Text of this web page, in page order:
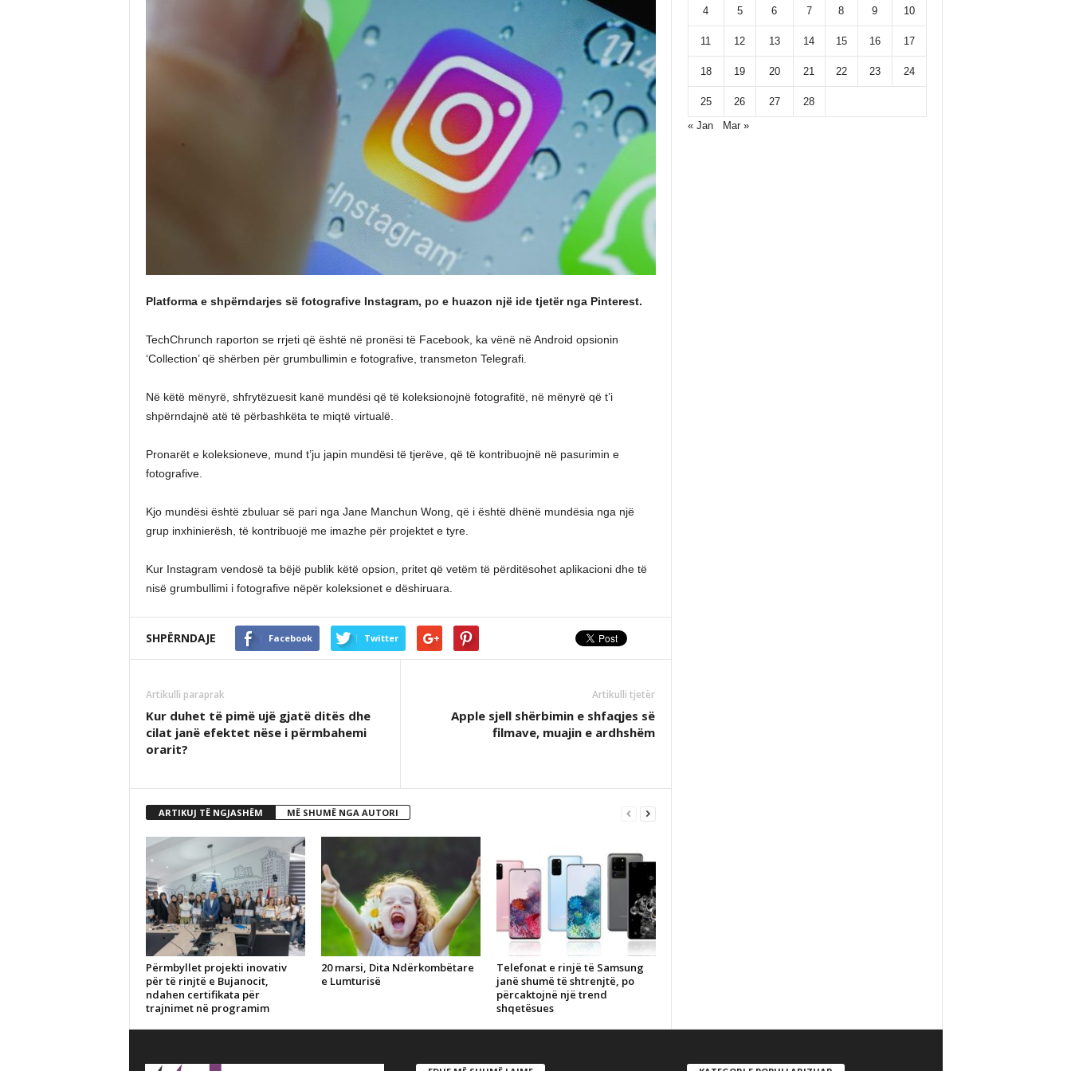
Platforma e shpërndarjes së fotografive Instagram, po e huazon një ide tjetër nga Pinterest.
TechChrunch raporton se rrjeti që është në pronësi të Facebook, ka vënë në Android opsionin
‘Collection’ që shërben për grumbullimin e fotografive, transmeton Telegrafi.
Në këtë mënyrë, shfrytëzuesit kanë mundësi që të koleksionojnë fotografitë, në mënyrë që t’i
shpërndajnë atë të përbashkëta te miqtë virtualë.
Pronarët e koleksioneve, mund t’ju japin mundësi të tjerëve, që të kontribuojnë në pasurimin e
fotografive.
Kjo mundësi është zbuluar së pari nga Jane Manchun Wong, që i është dhënë mundësia nga një
grup inxhinierësh, të kontribuojë me imazhe për projektet e tyre.
Kur Instagram vendosë ta bëjë publik këtë opsion, pritet që vetëm të përditësohet aplikacioni dhe të
nisë grumbullimi i fotografive nëpër koleksionet e dëshiruara.
SHPËRNDAJE Facebook Twitter
Artikulli paraprak
Kur duhet të pimë ujë gjatë ditës dhe
cilat janë efektet nëse i përmbahemi
orarit?
Artikulli tjetër
Apple sjell shërbimin e shfaqjes së
filmave, muajin e ardhshëm
ARTIKUJ TË NGJASHËM MË SHUMË NGA AUTORI
Përmbyllet projekti inovativ
për të rinjtë e Bujanocit,
ndahen certifikata për
trajnimet në programim
20 marsi, Dita Ndërkombëtare
e Lumturisë
Telefonat e rinjë të Samsung
janë shumë të shtrenjtë, po
përcaktojnë një trend
shqetësues
4 5 6 7 8 9 10
11 12 13 14 15 16 17
18 19 20 21 22 23 24
25 26 27
28
« Jan
Mar »